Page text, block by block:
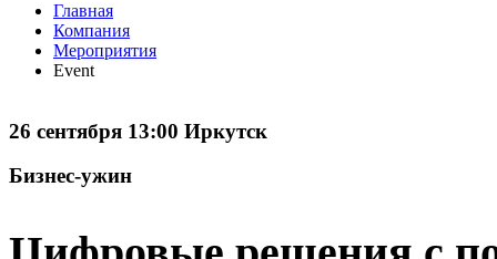
Главная
Компания
Мероприятия
Event
26 сентября 13:00 Иркутск
Бизнес-ужин